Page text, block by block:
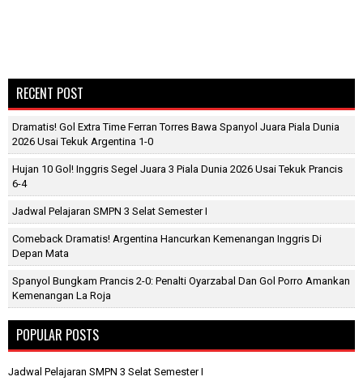
RECENT POST
Dramatis! Gol Extra Time Ferran Torres Bawa Spanyol Juara Piala Dunia
2026 Usai Tekuk Argentina 1-0
Hujan 10 Gol! Inggris Segel Juara 3 Piala Dunia 2026 Usai Tekuk Prancis
6-4
Jadwal Pelajaran SMPN 3 Selat Semester I
Comeback Dramatis! Argentina Hancurkan Kemenangan Inggris Di
Depan Mata
Spanyol Bungkam Prancis 2-0: Penalti Oyarzabal Dan Gol Porro Amankan
Kemenangan La Roja
POPULAR POSTS
Jadwal Pelajaran SMPN 3 Selat Semester I